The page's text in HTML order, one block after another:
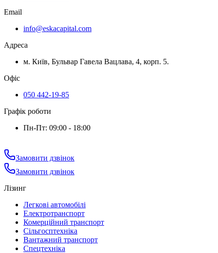
Email
info@eskacapital.com
Адреса
м. Київ, Бульвар Гавела Вацлава, 4, корп. 5.
Офіс
050 442-19-85
Графік роботи
Пн-Пт: 09:00 - 18:00
Замовити дзвінок
Замовити дзвінок
Лізинг
Легкові автомобілі
Електротранспорт
Комерційний транспорт
Сільгосптехніка
Вантажний транспорт
Спецтехніка